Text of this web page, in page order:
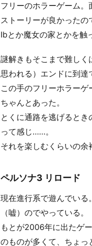
フリーのホラーゲーム。
ストーリーが良かったの
Ibとか魔女の家とかを触
謎解きもそこまで難しく
思われる）エンドに到達
この手のフリーホラー
ちゃんとあった。
とくに通路を逃げると
って感じ……。
それを楽しむくらいの余
ペルソナ3 リロード
現在進行系で遊んでいる
（嘘）のでやっている。
もとが2006年に出たゲ
のものが多くて、ちょっ